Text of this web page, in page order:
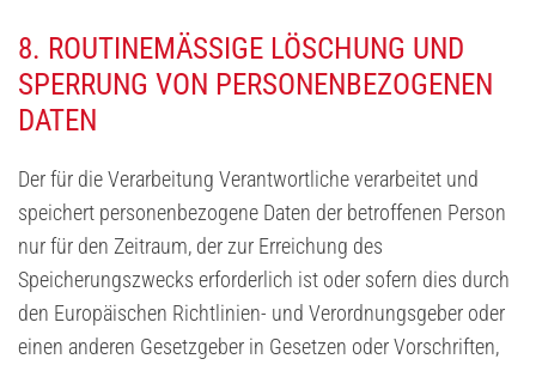
8. ROUTINEMÄSSIGE LÖSCHUNG UND S
PERRUNG VON PERSONENBEZOGENEN D
ATEN
Der für die Verarbeitung Verantwortliche verarbeitet und
speichert personenbezogene Daten der betroffenen Person
nur für den Zeitraum, der zur Erreichung des
Speicherungszwecks erforderlich ist oder sofern dies durch
den Europäischen Richtlinien- und Verordnungsgeber oder
einen anderen Gesetzgeber in Gesetzen oder Vorschriften,